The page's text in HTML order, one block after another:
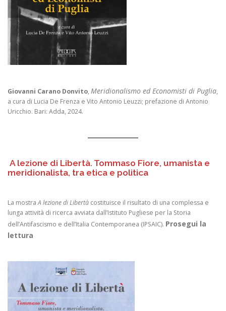
Giovanni Carano Donvito, Meridionalismo ed Economisti di Puglia,
a cura di Lucia De Frenza e Vito Antonio Leuzzi; prefazione di Antonio
Uricchio. Bari: Adda, 2024.
A lezione di Libertà. Tommaso Fiore, umanista e
meridionalista, tra etica e politica
La mostraA lezione di Libertà costituisce il risultato di una complessa e
lunga attività di ricerca avviata dall’Istituto Pugliese per la Storia
dell’Antifascismo e dell’Italia Contemporanea (IPSAIC). Prosegui la
lettura